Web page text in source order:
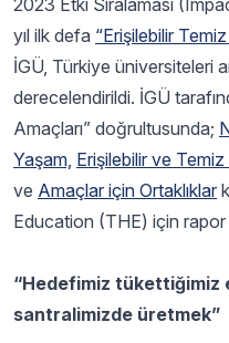
2023 Etki Sıralaması
yıl ilk defa “Erişilebilir
İGÜ, Türkiye üniversiteleri
derecelendirildi. İGÜ
Amaçları” doğrultusunda;
Yaşam, Erişilebilir ve Temiz
ve Amaçlar için Ortaklıklar
Education (THE) için
“Hedefimiz tükettiğimiz
santralimizde üretmek”